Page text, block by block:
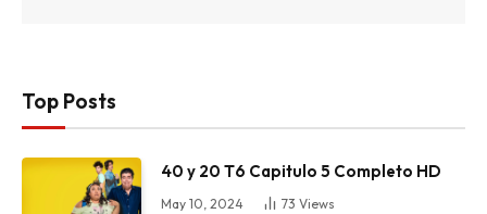
Top Posts
40 y 20 T6 Capitulo 5 Completo HD
May 10, 2024 73 Views